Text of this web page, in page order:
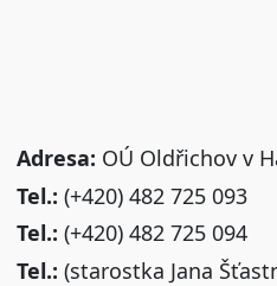
Adresa: OÚ Oldřichov v
Tel.: (+420) 482 725 093
Tel.: (+420) 482 725 094
Tel.: (starostka Jana